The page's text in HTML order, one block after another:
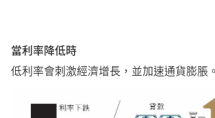
當利率降低時
低利率會刺激經濟增長，並加速通貨膨脹。